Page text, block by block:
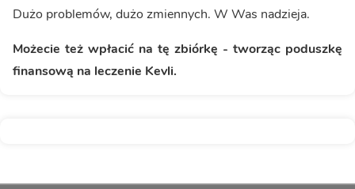
Dużo problemów, dużo zmiennych. W Was nadzieja.
Możecie też wpłacić na tę zbiórkę - tworząc poduszkę
finansową na leczenie Kevli.